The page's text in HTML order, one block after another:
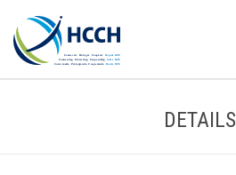
DETAILS